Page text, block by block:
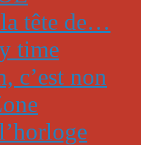
tête de…
time
c’est non